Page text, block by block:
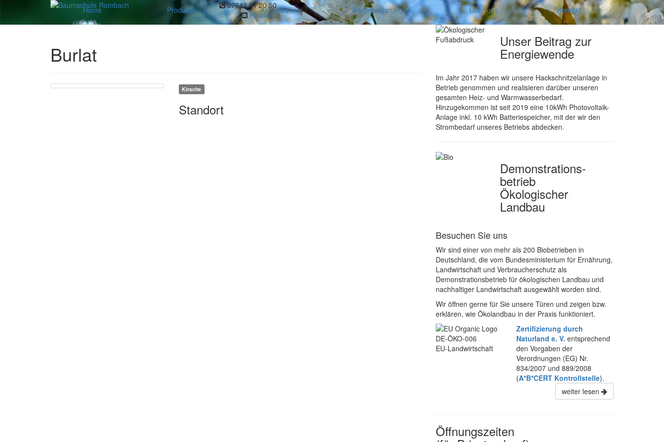
Home Produkte Aktuelles Ferienwohnungen Über uns Kontakt
07643 91 20 50
Postfach
Burlat
Kirsche
Standort
Unser Beitrag zur
Energiewende
Im Jahr 2017 haben wir unsere Hackschnitzelanlage in
Betrieb genommen und realisieren darüber unseren
gesamten Heiz- und Warmwasserbedarf.
Hinzugekommen ist seit 2019 eine 10kWh Photovoltaik-
Anlage inkl. 10 kWh Batteriespeicher, mit der wir den
Strombedarf unseres Betriebs abdecken.
Demonstrations­
betrieb
Ökologischer
Landbau
Besuchen Sie uns
Wir sind einer von mehr als 200 Biobetrieben in
Deutschland, die vom Bundesministerium für Ernährung,
Landwirtschaft und Verbraucherschutz als
Demonstrationsbetrieb für ökologischen Landbau und
nachhaltiger Landwirtschaft ausgewählt worden sind.
Wir öffnen gerne für Sie unsere Türen und zeigen bzw.
erklären, wie Ökolandbau in der Praxis funktioniert.
DE-ÖKO-006
EU-Landwirtschaft
Zertifizierung durch
Naturland e. V. entsprechend
den Vorgaben der
Verordnungen (EG) Nr.
834/2007 und 889/2008
(A*B*CERT Kontrollstelle).
weiter lesen
Öffnungszeiten